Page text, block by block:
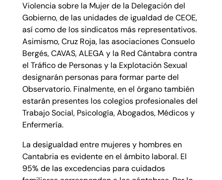
Violencia sobre la Mujer de la Delegación del
Gobierno, de las unidades de igualdad de CEOE,
así como de los sindicatos más representativos.
Asimismo, Cruz Roja, las asociaciones Consuelo
Bergés, CAVAS, ALEGA y la Red Cántabra contra
el Tráfico de Personas y la Explotación Sexual
designarán personas para formar parte del
Observatorio. Finalmente, en el órgano también
estarán presentes los colegios profesionales del
Trabajo Social, Psicología, Abogados, Médicos y
Enfermería.
La desigualdad entre mujeres y hombres en
Cantabria es evidente en el ámbito laboral. El
95% de las excedencias para cuidados